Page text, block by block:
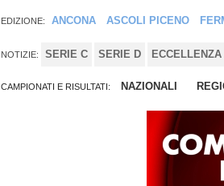
EDIZIONE: ANCONA ASCOLI PICENO
NOTIZIE: SERIE C SERIE D ECCELLENZA
CAMPIONATI E RISULTATI: NAZIONALI